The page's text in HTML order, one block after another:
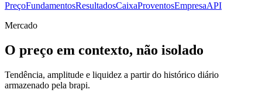
PreçoFundamentosResultadosCaixaProventosEmpresaAPI
Mercado
O preço em contexto, não isolado
Tendência, amplitude e liquidez a partir do histórico diário
armazenado pela brapi.